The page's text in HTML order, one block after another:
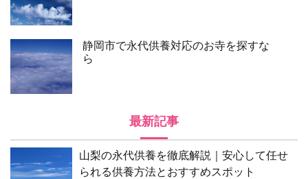
静岡市で永代供養対応のお寺を探すな
ら
最新記事
山梨の永代供養を徹底解説｜安心して任せ
られる供養方法とおすすめスポット